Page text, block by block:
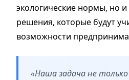
экологические нормы, но
решения, которые будут
возможности
«Наша задача не